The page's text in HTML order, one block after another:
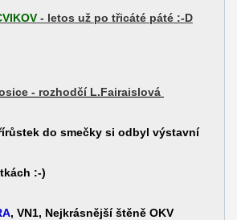
- letos už po třicáté páté :-D
- rozhodčí L.Fairaislová
do smečky si odbyl výstavní
:-)
, VN1, Nejkrásnější štěně OKV